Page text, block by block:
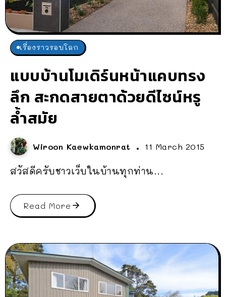
เรื่องราวรอบโลก
แบบบ้านโมเดิร์นหน้าแคบทรง
ลึก สะกดสายตาด้วยดีไซน์หรู
ล้ำสมัย
Wiroon Kaewkamonrat 11 March 2015
สวัสดีครับชาวเว็บในบ้านทุกท่าน...
Read More